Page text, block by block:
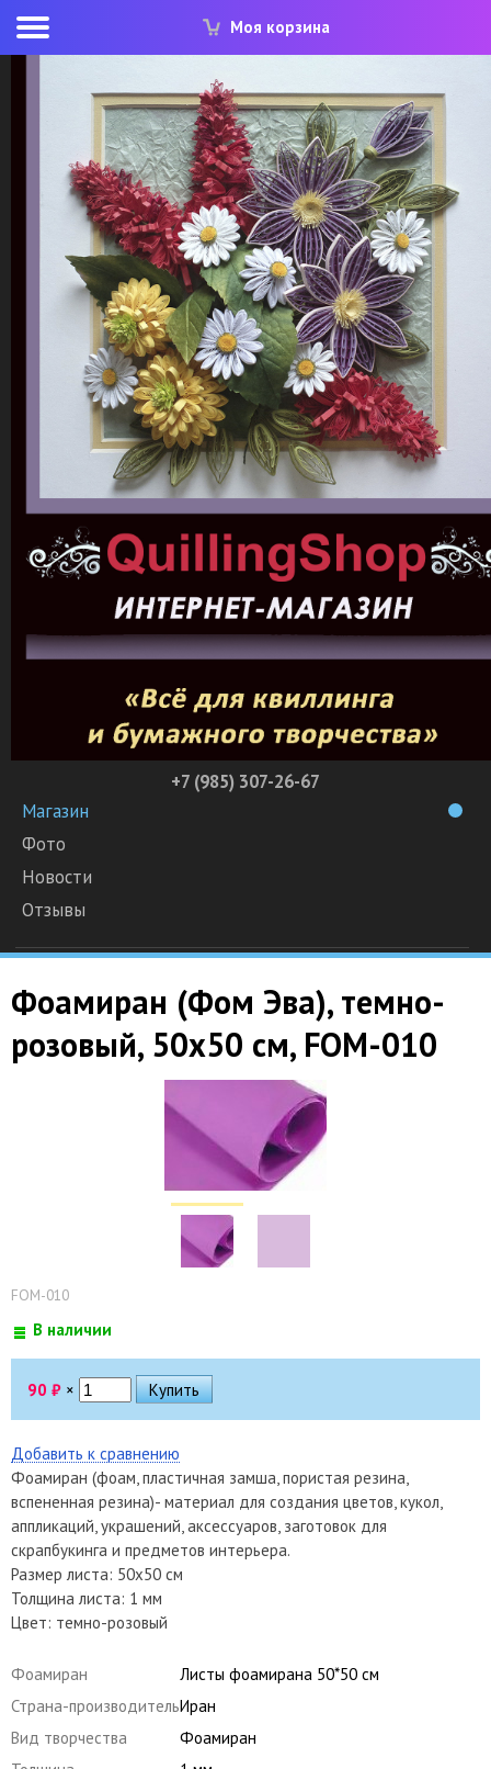
Моя корзина
+7 (985) 307-26-67
Магазин
Фото
Новости
Отзывы
Фоамиран (Фом Эва), темно-
розовый, 50х50 см, FOM-010
FOM-010
В наличии
90 ₽ ×
Добавить к сравнению
Фоамиран (фоам, пластичная замша, пористая резина,
вспененная резина)- материал для создания цветов, кукол,
аппликаций, украшений, аксессуаров, заготовок для
скрапбукинга и предметов интерьера.
Размер листа: 50х50 см
Толщина листа: 1 мм
Цвет: темно-розовый
Фоамиран
Листы фоамирана 50*50 см
Страна-производительИран
Вид творчества
Фоамиран